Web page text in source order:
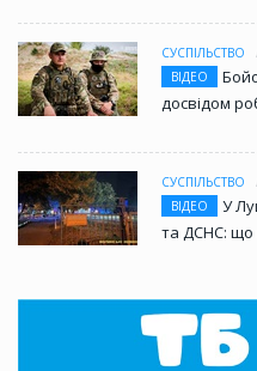
СУСПІЛЬСТВО
ВІДЕО
досвідом
СУСПІЛЬСТВО
ВІДЕО
У
та ДСНС: що